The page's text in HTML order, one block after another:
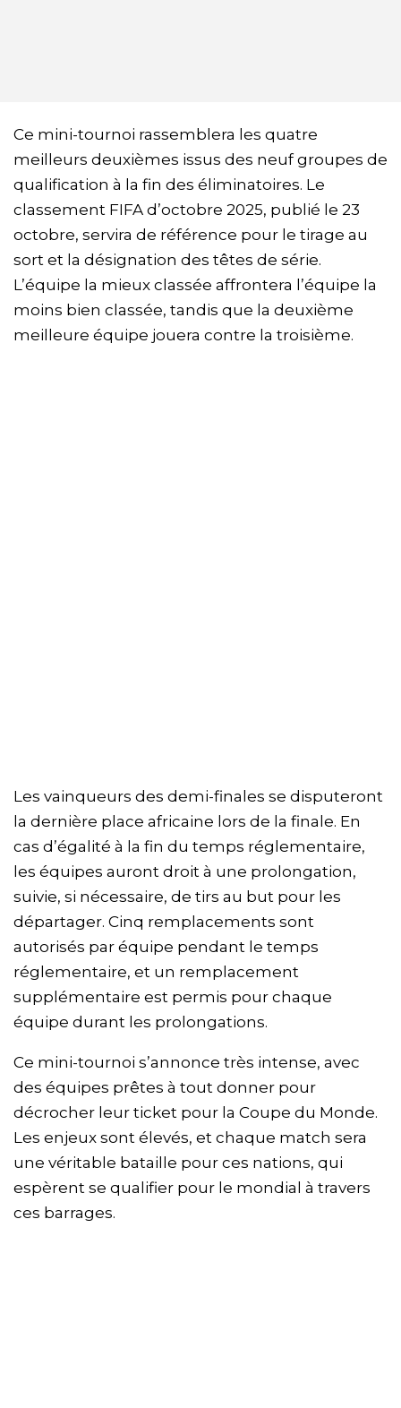
Ce mini-tournoi rassemblera les quatre
meilleurs deuxièmes issus des neuf groupes de
qualification à la fin des éliminatoires. Le
classement FIFA d’octobre 2025, publié le 23
octobre, servira de référence pour le tirage au
sort et la désignation des têtes de série.
L’équipe la mieux classée affrontera l’équipe la
moins bien classée, tandis que la deuxième
meilleure équipe jouera contre la troisième.
Les vainqueurs des demi-finales se disputeront
la dernière place africaine lors de la finale. En
cas d’égalité à la fin du temps réglementaire,
les équipes auront droit à une prolongation,
suivie, si nécessaire, de tirs au but pour les
départager. Cinq remplacements sont
autorisés par équipe pendant le temps
réglementaire, et un remplacement
supplémentaire est permis pour chaque
équipe durant les prolongations.
Ce mini-tournoi s’annonce très intense, avec
des équipes prêtes à tout donner pour
décrocher leur ticket pour la Coupe du Monde.
Les enjeux sont élevés, et chaque match sera
une véritable bataille pour ces nations, qui
espèrent se qualifier pour le mondial à travers
ces barrages.